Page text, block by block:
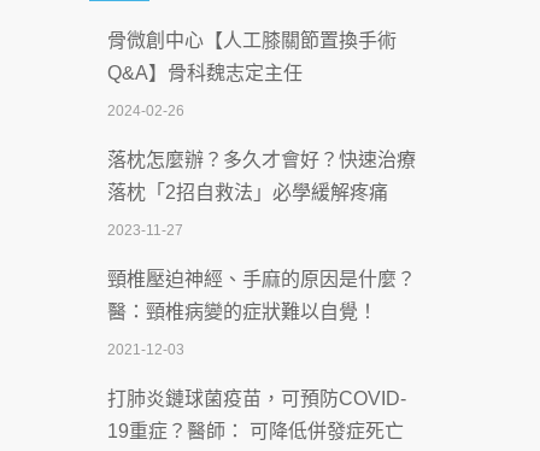
沒菸酒也瀕臨洗腎？65歲男靠「這習
慣」逆轉腎功能 醫揭3招救命
2026-07-08
體溫飆破41度！醫連收兩例中暑病例：
致死率達8成
2026-07-07
深耕萬華55年 西園醫院回顧發展歷程與
智慧 醫療布局
2026-07-06
【115年臺北市「防癌保衛戰：健康好禮
一手刮」】 宣導
骨微創中心【人工膝關節置換手術
Q&A】骨科魏志定主任
2024-02-26
落枕怎麼辦？多久才會好？快速治療
落枕「2招自救法」必學緩解疼痛
2023-11-27
頸椎壓迫神經、手麻的原因是什麼？
醫：頸椎病變的症狀難以自覺！
2021-12-03
打肺炎鏈球菌疫苗，可預防COVID-
19重症？醫師： 可降低併發症死亡